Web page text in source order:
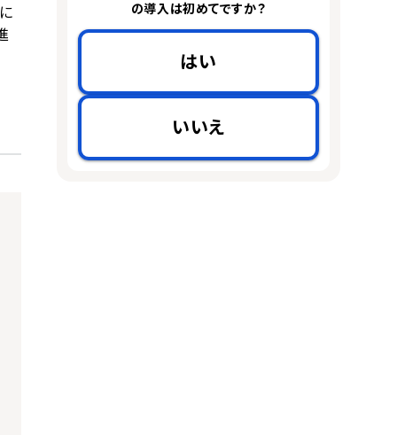
の導入は初めてですか？
はい
いいえ